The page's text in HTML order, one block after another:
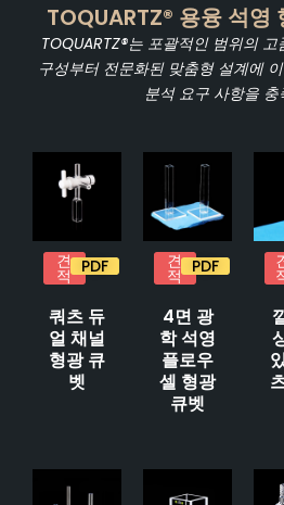
TOQUARTZ® 용융 석영
TOQUARTZ®는 포괄적인 범위의 고
구성부터 전문화된 맞춤형 설계에
분석 요구 사항을 충
견
적 PDF
쿼츠 듀
얼 채널
형광 큐
벳
견
적 PDF
4면 광
학 석영
플로우
셀 형광
큐벳